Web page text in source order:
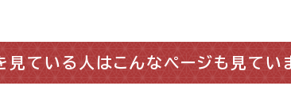
便利
見ている人はこんなページも見てい